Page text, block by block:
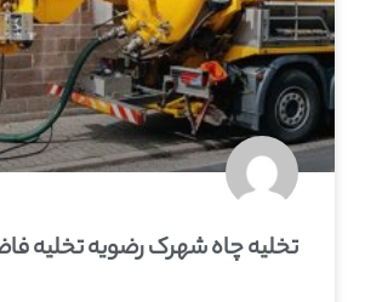
تخلیه چاه شهرک رضویه تخلیه